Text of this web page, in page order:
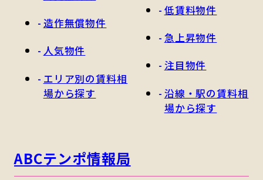
造作無償物件
人気物件
エリア別の賃料相
場から探す
低賃料物件
急上昇物件
注目物件
沿線・駅の賃料相
場から探す
ABCテンポ情報局